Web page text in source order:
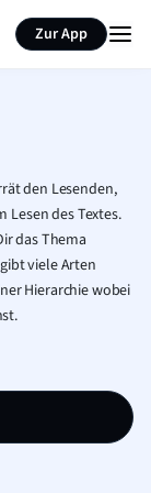
Zur App
den Lesenden,
Lesen des Textes.
das Thema
viele Arten
Hierarchie wobei